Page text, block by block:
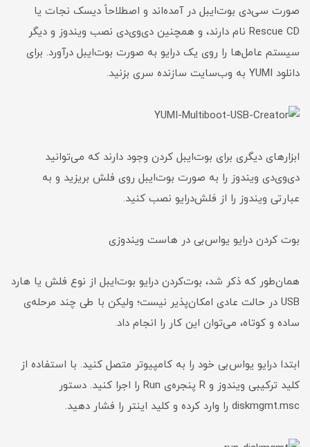
صورت سی‌دی بوت‌ایبل در آمده‌اند و اصطلاحاً دیسک نجات یا
Rescue CD نام دارند، و همچنین دی‌وی‌دی نصب ویندوز و دیگر
سیستم عامل‌ها را روی یک درایو به صورت بوت‌ایبل درآورد. برای
دانلود YUMI به وب‌سایت سازنده سری بزنید.
ابزارهای دیگری برای بوت‌ایبل کردن وجود دارند که می‌توانید
دی‌وی‌دی ویندوز را به صورت بوت‌ایبل روی فلش بریزید و به
عبارتی ویندوز را از فلش‌درایو نصب کنید.
بوت کردن درایو یو‌اس‌بی در هاست ویندوزی
همان‌طور که ذکر شد، بوت‌کردن درایو بوت‌ایبل از نوع فلش یا هارد
USB در حالت عادی امکان‌پذیر نیست؛ ولیکن با طی چند مرحله‌ی
ساده و کوتاه، می‌توان این کار را انجام داد.
ابتدا درایو یو‌اس‌بی خود را به کامپیوتر متصل کنید. با استفاده از
کلید ترکیبی ویندوز و R پنجره‌ی Run را اجرا کنید. دستور
diskmgmt.msc را وارد کرده و کلید اینتر را فشار دهید.